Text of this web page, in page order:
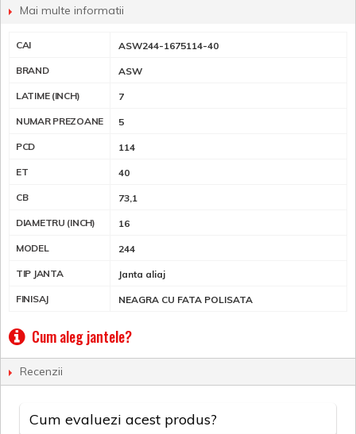
Mai multe informatii
CAI ASW244-1675114-40
BRAND ASW
LATIME (INCH) 7
NUMAR PREZOANE 5
PCD 114
ET 40
CB 73,1
DIAMETRU (INCH) 16
MODEL 244
TIP JANTA Janta aliaj
FINISAJ NEAGRA CU FATA POLISATA
Cum aleg jantele?
Recenzii
Cum evaluezi acest produs?